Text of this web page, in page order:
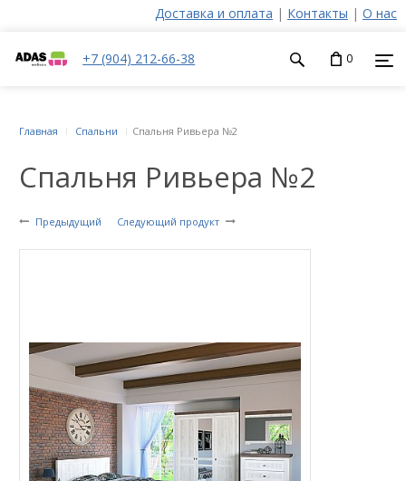
Доставка и оплата | Контакты | О нас
+7 (904) 212-66-38 0
Спальня Ривьера №2
Предыдущий Следующий продукт
Главная Спальни Спальня Ривьера №2